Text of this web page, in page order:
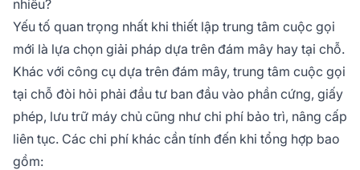
nhiêu?
Yếu tố quan trọng nhất khi thiết lập trung tâm cuộc gọi
mới là lựa chọn giải pháp dựa trên đám mây hay tại chỗ.
Khác với công cụ dựa trên đám mây, trung tâm cuộc gọi
tại chỗ đòi hỏi phải đầu tư ban đầu vào phần cứng, giấy
phép, lưu trữ máy chủ cũng như chi phí bảo trì, nâng cấp
liên tục. Các chi phí khác cần tính đến khi tổng hợp bao
gồm: